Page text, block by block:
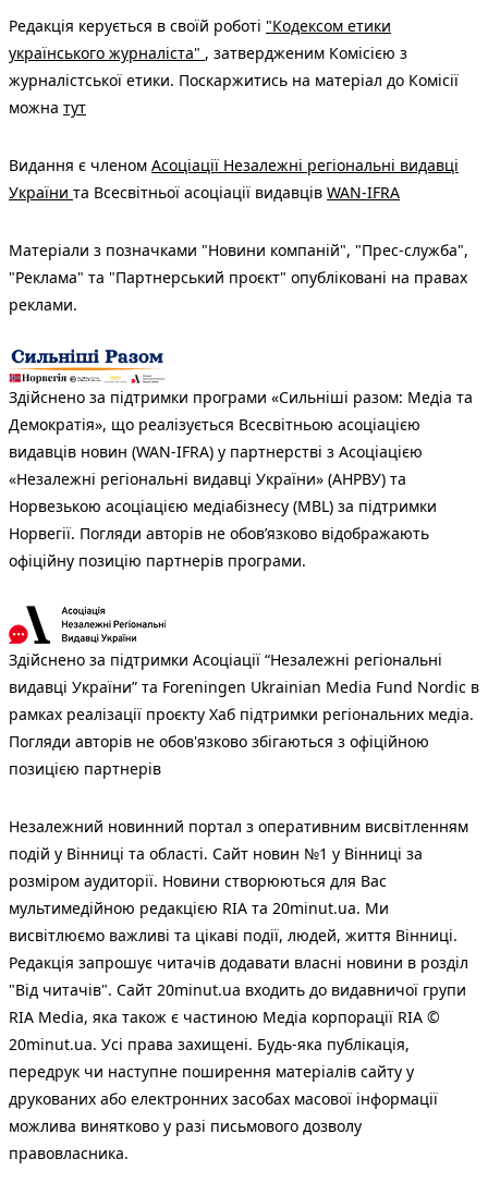
Редакція керується в своїй роботі "Кодексом етики
українського журналіста" , затвердженим Комісією з
журналістської етики. Поскаржитись на матеріал до Комісії
можна тут
Видання є членом Асоціації Незалежні регіональні видавці
України та Всесвітньої асоціації видавців WAN-IFRA
Матеріали з позначками "Новини компаній", "Прес-служба",
"Реклама" та "Партнерський проєкт" опубліковані на правах
реклами.
Здійснено за підтримки програми «Сильніші разом: Медіа та
Демократія», що реалізується Всесвітньою асоціацією
видавців новин (WAN-IFRA) у партнерстві з Асоціацією
«Незалежні регіональні видавці України» (АНРВУ) та
Норвезькою асоціацією медіабізнесу (MBL) за підтримки
Норвегії. Погляди авторів не обов’язково відображають
офіційну позицію партнерів програми.
Здійснено за підтримки Асоціації “Незалежні регіональні
видавці України” та Foreningen Ukrainian Media Fund Nordic в
рамках реалізації проєкту Хаб підтримки регіональних медіа.
Погляди авторів не обов'язково збігаються з офіційною
позицією партнерів
Незалежний новинний портал з оперативним висвітленням
подій у Вінниці та області. Сайт новин №1 у Вінниці за
розміром аудиторії. Новини створюються для Вас
мультимедійною редакцією RIA та 20minut.ua. Ми
висвітлюємо важливі та цікаві події, людей, життя Вінниці.
Редакція запрошує читачів додавати власні новини в розділ
"Від читачів". Сайт 20minut.ua входить до видавничої групи
RIA Media, яка також є частиною Медіа корпорації RIA ©
20minut.ua. Усі права захищені. Будь-яка публiкацiя,
передрук чи наступне поширення матеріалів сайту у
друкованих або електронних засобах масової інформації
можлива винятково у разі письмового дозволу
правовласника.